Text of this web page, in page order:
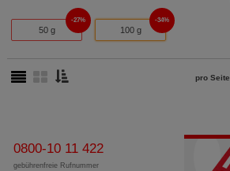
50 g
27%
100 g
34%
pro Seite
0800-10 11 422
gebührenfreie Rufnummer